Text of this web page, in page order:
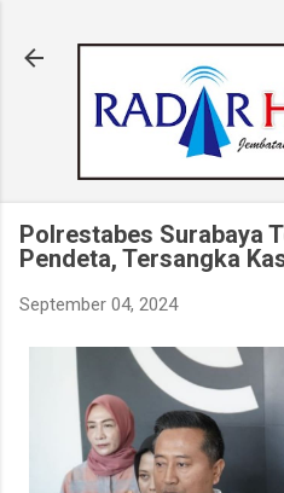
Polrestabes Surabaya
Pendeta, Tersangka
September 04, 2024